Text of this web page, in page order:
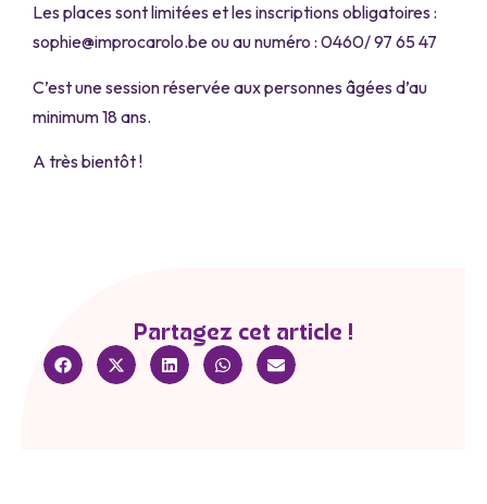
Les places sont limitées et les inscriptions obligatoires :
sophie@improcarolo.be ou au numéro : 0460/ 97 65 47
C’est une session réservée aux personnes âgées d’au
minimum 18 ans.
A très bientôt !
Partagez cet article !